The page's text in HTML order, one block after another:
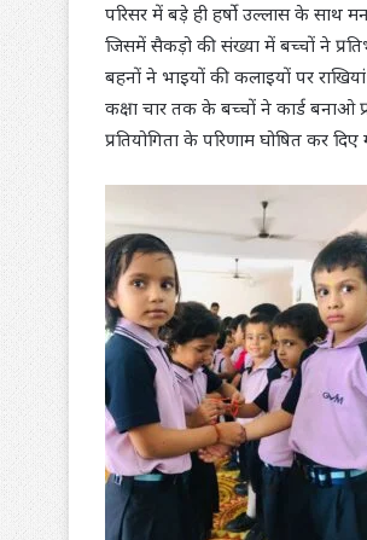
परिसर में बड़े ही हर्षो उल्लास के साथ
जिसमें सैकड़ो की संख्या में बच्चों ने
बहनों ने भाइयों की कलाइयों पर
कक्षा चार तक के बच्चों ने कार्ड बनाओ
प्रतियोगिता के परिणाम घोषित कर